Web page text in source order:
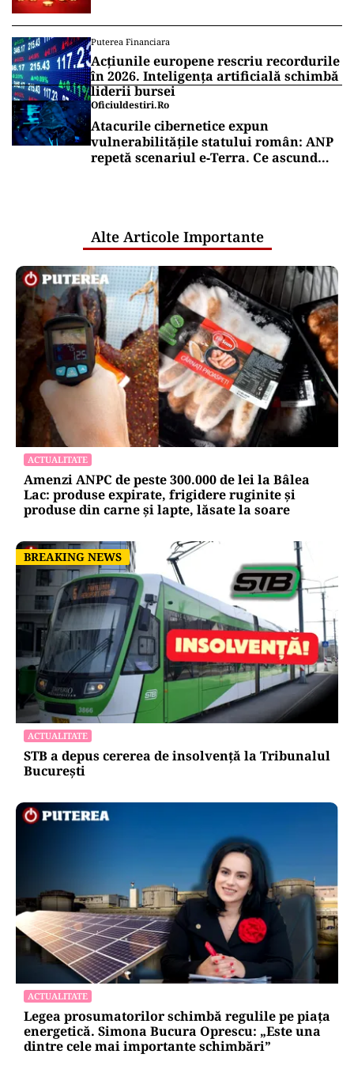
Puterea Financiara
Acțiunile europene rescriu recordurile
în 2026. Inteligența artificială schimbă
liderii bursei
Oficiuldestiri.ro
Atacurile cibernetice expun
vulnerabilitățile statului român: ANP
repetă scenariul e‑Terra. Ce ascund
Alte Articole Importante
ACTUALITATE
Amenzi ANPC de peste 300.000 de lei la Bâlea
Lac: produse expirate, frigidere ruginite și
produse din carne și lapte, lăsate la soare
BREAKING NEWS
BREAKING NEWS
ACTUALITATE
STB a depus cererea de insolvență la Tribunalul
București
ACTUALITATE
Legea prosumatorilor schimbă regulile pe piața
energetică. Simona Bucura Oprescu: „Este una
dintre cele mai importante schimbări”